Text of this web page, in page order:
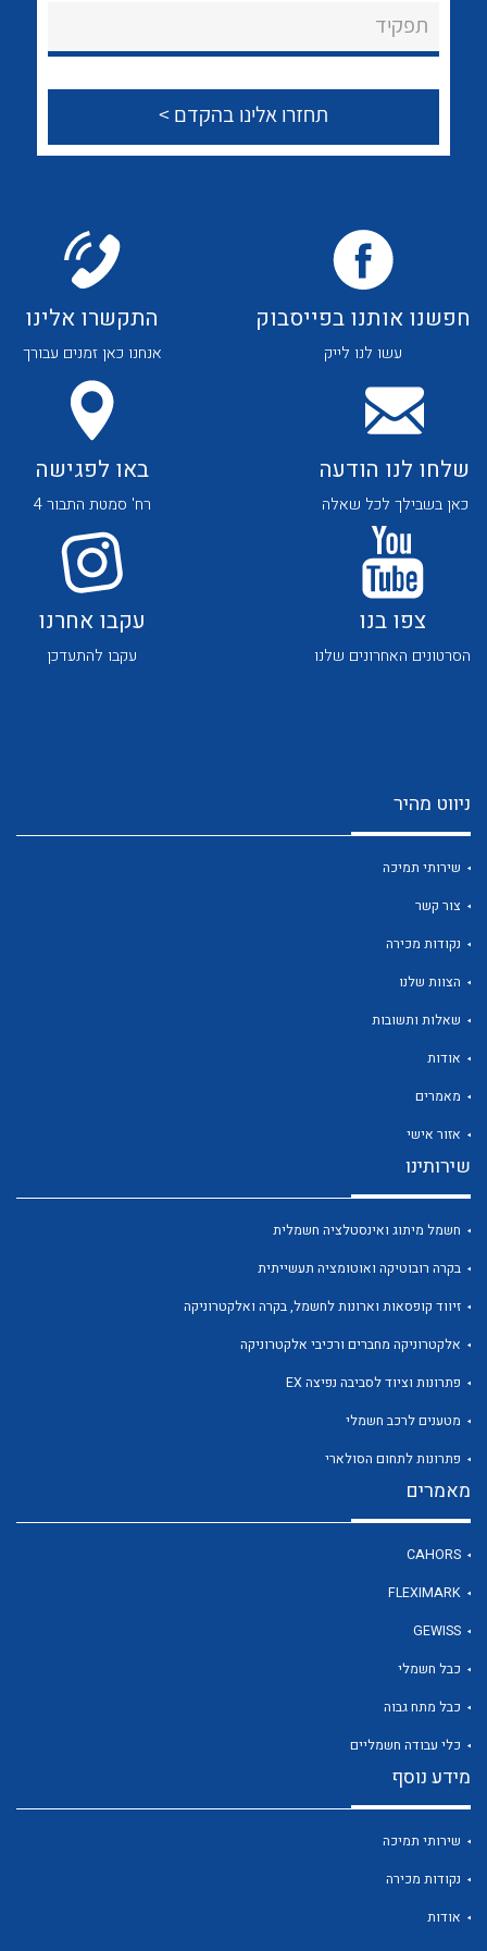
צור קשר
לכל מוצרי היצרן לכל מוצרי היצרן
לכל מוצרי היצרן
תפקיד
חפשנו אותנו בפייסבוק
עשו לנו לייק
התקשרו אלינו
אנחנו כאן זמנים עבורך
שלחו לנו הודעה
כאן בשבילך לכל שאלה
באו לפגישה
רח' סמטת התבור 4
צפו בנו
הסרטונים האחרונים שלנו
עקבו אחרנו
עקבו להתעדכן
ניווט מהיר
שירותי תמיכה
צור קשר
נקודות מכירה
הצוות שלנו
שאלות ותשובות
אודות
מאמרים
אזור אישי
שירותינו
חשמל מיתוג ואינסטלציה חשמלית
בקרה רובוטיקה ואוטומציה תעשייתית
זיווד קופסאות וארונות לחשמל, בקרה ואלקטרוניקה
אלקטרוניקה מחברים ורכיבי אלקטרוניקה
פתרונות וציוד לסביבה נפיצה EX
מטענים לרכב חשמלי
פתרונות לתחום הסולארי
מאמרים
CAHORS
FLEXIMARK
GEWISS
כבל חשמלי
כבל מתח גבוה
כלי עבודה חשמליים
מידע נוסף
שירותי תמיכה
נקודות מכירה
אודות